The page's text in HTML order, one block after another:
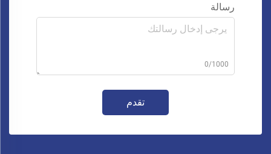
رسالة
0/1000
تقدم